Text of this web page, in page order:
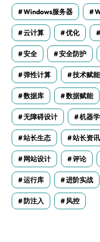
Windows服务器
云计算 优化
安全 安全防护
弹性计算 技术赋能
数据库 数据赋能
无障碍设计 机器
站长生态 站长资讯
网站设计 评论
运行库 进阶实战
防注入 风控